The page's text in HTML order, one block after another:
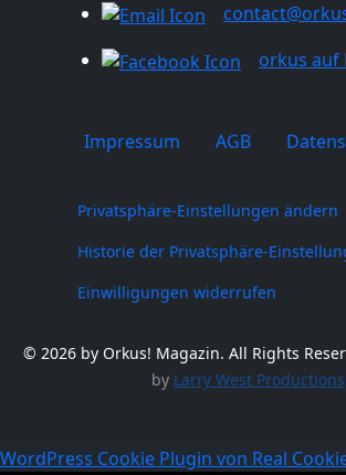
orkus auf
Impressum AGB
Privatsphäre-Einstellungen ändern
Historie der Privatsphäre-
Einwilligungen widerrufen
© 2026 by Orkus! Magazin. All Rights
by Larry West Productions
WordPress Cookie Plugin von Real